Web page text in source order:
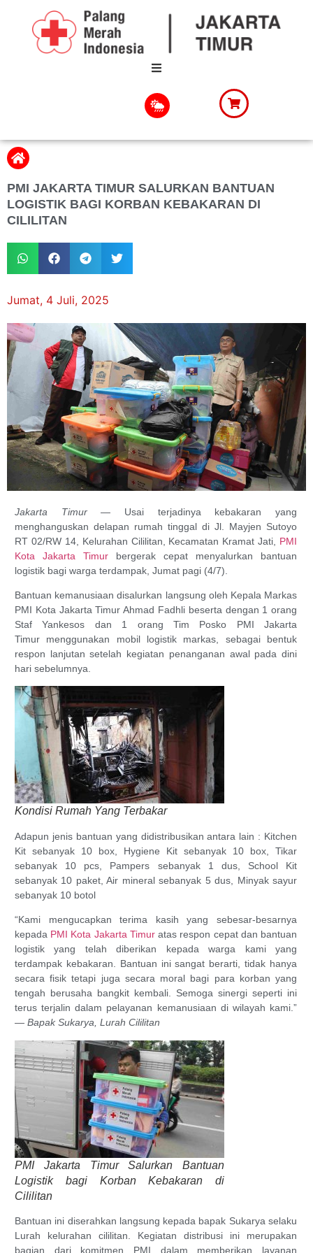
PMI JAKARTA TIMUR SALURKAN BANTUAN
LOGISTIK BAGI KORBAN KEBAKARAN DI
CILILITAN
Jumat, 4 Juli, 2025
Jakarta Timur— Usai terjadinya kebakaran yang
menghanguskan delapan rumah tinggal di Jl. Mayjen Sutoyo
RT 02/RW 14, Kelurahan Cililitan, Kecamatan Kramat Jati, PMI
Kota Jakarta Timur bergerak cepat menyalurkan bantuan
logistik bagi warga terdampak, Jumat pagi (4/7).
Bantuan kemanusiaan disalurkan langsung oleh Kepala Markas
PMI Kota Jakarta Timur Ahmad Fadhli beserta dengan 1 orang
Staf Yankesos dan 1 orang Tim Posko PMI Jakarta
Timur menggunakan mobil logistik markas, sebagai bentuk
respon lanjutan setelah kegiatan penanganan awal pada dini
hari sebelumnya.
Kondisi Rumah Yang Terbakar
Adapun jenis bantuan yang didistribusikan antara lain : Kitchen
Kit sebanyak 10 box, Hygiene Kit sebanyak 10 box, Tikar
sebanyak 10 pcs, Pampers sebanyak 1 dus, School Kit
sebanyak 10 paket, Air mineral sebanyak 5 dus, Minyak sayur
sebanyak 10 botol
“Kami mengucapkan terima kasih yang sebesar-besarnya
kepada PMI Kota Jakarta Timuratas respon cepat dan bantuan
logistik yang telah diberikan kepada warga kami yang
terdampak kebakaran. Bantuan ini sangat berarti, tidak hanya
secara fisik tetapi juga secara moral bagi para korban yang
tengah berusaha bangkit kembali. Semoga sinergi seperti ini
terus terjalin dalam pelayanan kemanusiaan di wilayah kami.”
— Bapak Sukarya, Lurah Cililitan
PMI Jakarta Timur Salurkan Bantuan
Logistik bagi Korban Kebakaran di
Cililitan
Bantuan ini diserahkan langsung kepada bapak Sukarya selaku
Lurah kelurahan cililitan. Kegiatan distribusi ini merupakan
bagian dari komitmen PMI dalam memberikan layanan